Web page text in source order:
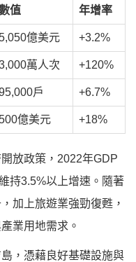
值 年增率
億美元 +3.2%
萬人次 +120%
戶 +6.7%
億美元 +18%
放政策，2022年GDP
持3.5%以上增速。隨著
加上旅遊業強勁復甦，
業用地需求。
，憑藉良好基礎設施與